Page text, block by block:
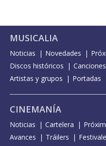
MUSICALIA
Noticias Novedades
Discos históricos
Canciones
Artistas y grupos
Portadas
CINEMANÍA
Noticias Cartelera
Avances
Tráilers